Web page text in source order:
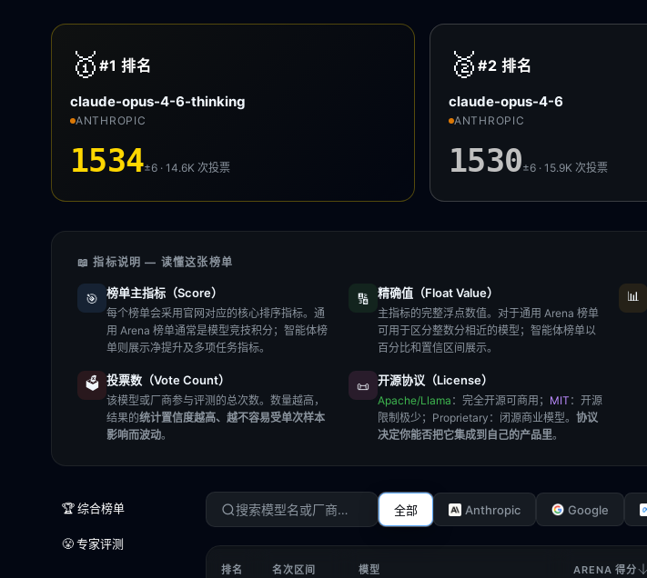
🥇 #1排名
claude-opus-4-6-thinking
ANTHROPIC
1534±6 · 14.6K次投票
🥈 #2排名
claude-opus-4-6
ANTHROPIC
1530±6 · 15.9K次投票
📖 指标说明 — 读懂这张榜单
🎯 榜单主指标（Score）
每个榜单会采用官网对应的核心排序指标。通
用 Arena 榜单通常是模型竞技积分；智能体榜
单则展示净提升及多项任务指标。
🔢 精确值（Float Value）
主指标的完整浮点数值。对于通用 Arena 榜单
可用于区分整数分相近的模型；智能体榜单以
百分比和置信区间展示。
📊
🗳️ 投票数（Vote Count）
该模型或厂商参与评测的总次数。数量越高，
结果的统计置信度越高、越不容易受单次样本
影响而波动。
📜 开源协议（License）
Apache/Llama ：完全开源可商用； MIT ：开源
限制极少； Proprietary ：闭源商业模型。 协议
决定你能否把它集成到自己的产品里。
🏆 综合榜单
😤 专家评测
全部 Anthropic Google
排名 名次区间 模型 ARENA 得分